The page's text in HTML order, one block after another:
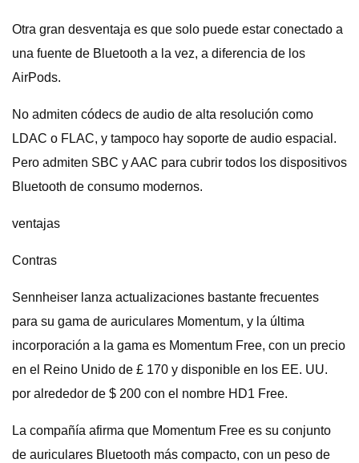
Otra gran desventaja es que solo puede estar conectado a
una fuente de Bluetooth a la vez, a diferencia de los
AirPods.
No admiten códecs de audio de alta resolución como
LDAC o FLAC, y tampoco hay soporte de audio espacial.
Pero admiten SBC y AAC para cubrir todos los dispositivos
Bluetooth de consumo modernos.
ventajas
Contras
Sennheiser lanza actualizaciones bastante frecuentes
para su gama de auriculares Momentum, y la última
incorporación a la gama es Momentum Free, con un precio
en el Reino Unido de £ 170 y disponible en los EE. UU.
por alrededor de $ 200 con el nombre HD1 Free.
La compañía afirma que Momentum Free es su conjunto
de auriculares Bluetooth más compacto, con un peso de